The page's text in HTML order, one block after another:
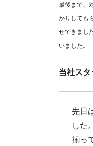
最後まで、
かりしても
せできまし
いました。
当社スタ
先日
した
揃っ